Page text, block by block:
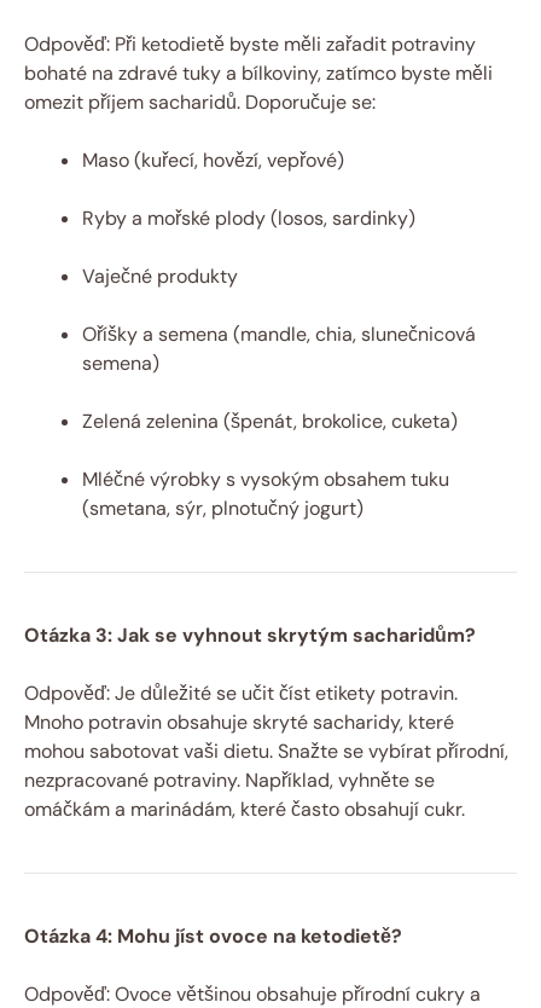
Odpověď: Při ketodietě byste měli zařadit potraviny
bohaté na zdravé tuky a bílkoviny, zatímco byste měli
omezit příjem sacharidů. Doporučuje se:
Maso (kuřecí, hovězí, vepřové)
Ryby a mořské plody (losos, sardinky)
Vaječné produkty
Oříšky a semena (mandle, chia, slunečnicová
semena)
Zelená zelenina (špenát, brokolice, cuketa)
Mléčné výrobky s vysokým obsahem tuku
(smetana, sýr, plnotučný jogurt)
Otázka 3: Jak se vyhnout skrytým sacharidům?
Odpověď: Je důležité se učit číst etikety potravin.
Mnoho potravin obsahuje skryté sacharidy, které
mohou sabotovat vaši dietu. Snažte se vybírat přírodní,
nezpracované potraviny. Například, vyhněte se
omáčkám a marinádám, které často obsahují cukr.
Otázka 4: Mohu jíst ovoce na ketodietě?
Odpověď: Ovoce většinou obsahuje přírodní cukry a